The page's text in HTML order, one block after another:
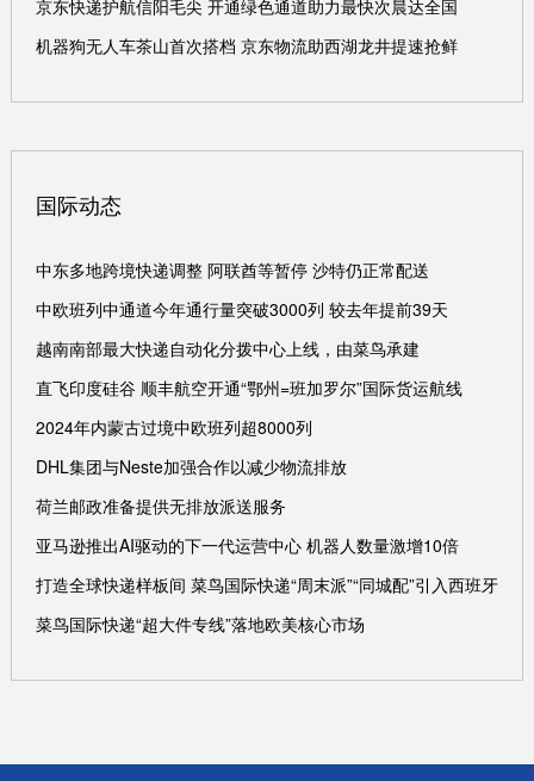
京东快递护航信阳毛尖 开通绿色通道助力最快次晨达全国
机器狗无人车茶山首次搭档 京东物流助西湖龙井提速抢鲜
国际动态
中东多地跨境快递调整 阿联酋等暂停 沙特仍正常配送
中欧班列中通道今年通行量突破3000列 较去年提前39天
越南南部最大快递自动化分拨中心上线，由菜鸟承建
直飞印度硅谷 顺丰航空开通“鄂州=班加罗尔”国际货运航线
2024年内蒙古过境中欧班列超8000列
DHL集团与Neste加强合作以减少物流排放
荷兰邮政准备提供无排放派送服务
亚马逊推出AI驱动的下一代运营中心 机器人数量激增10倍
打造全球快递样板间 菜鸟国际快递“周末派”“同城配”引入西班牙
菜鸟国际快递“超大件专线”落地欧美核心市场